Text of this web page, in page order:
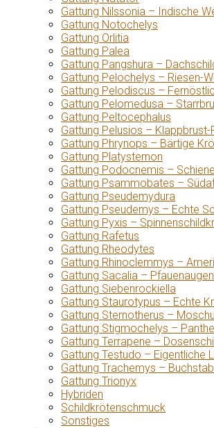
Gattung Nilssonia – Indische
Gattung Notochelys
Gattung Orlitia
Gattung Palea
Gattung Pangshura –
Gattung Pelochelys – Riesen-
Gattung Pelodiscus –
Gattung Pelomedusa –
Gattung Peltocephalus
Gattung Pelusios –
Gattung Phrynops – Bärtige
Gattung Platysternon
Gattung Podocnemis –
Gattung Psammobates –
Gattung Pseudemydura
Gattung Pseudemys – Echte
Gattung Pyxis –
Gattung Rafetus
Gattung Rheodytes
Gattung Rhinoclemmys –
Gattung Sacalia –
Gattung Siebenrockiella
Gattung Staurotypus – Echte
Gattung Sternotherus –
Gattung Stigmochelys –
Gattung Terrapene –
Gattung Testudo – Eigentliche
Gattung Trachemys –
Gattung Trionyx
Hybriden
Schildkrötenschmuck
Sonstiges